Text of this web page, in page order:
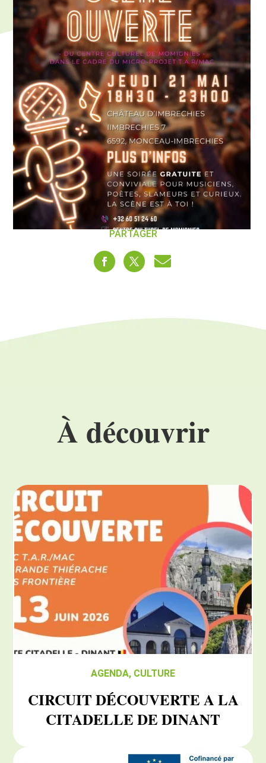
PARTAGER
À découvrir
AGENDA, CULTURE
CIRCUIT DÉCOUVERTE A LA
CITADELLE DE DINANT